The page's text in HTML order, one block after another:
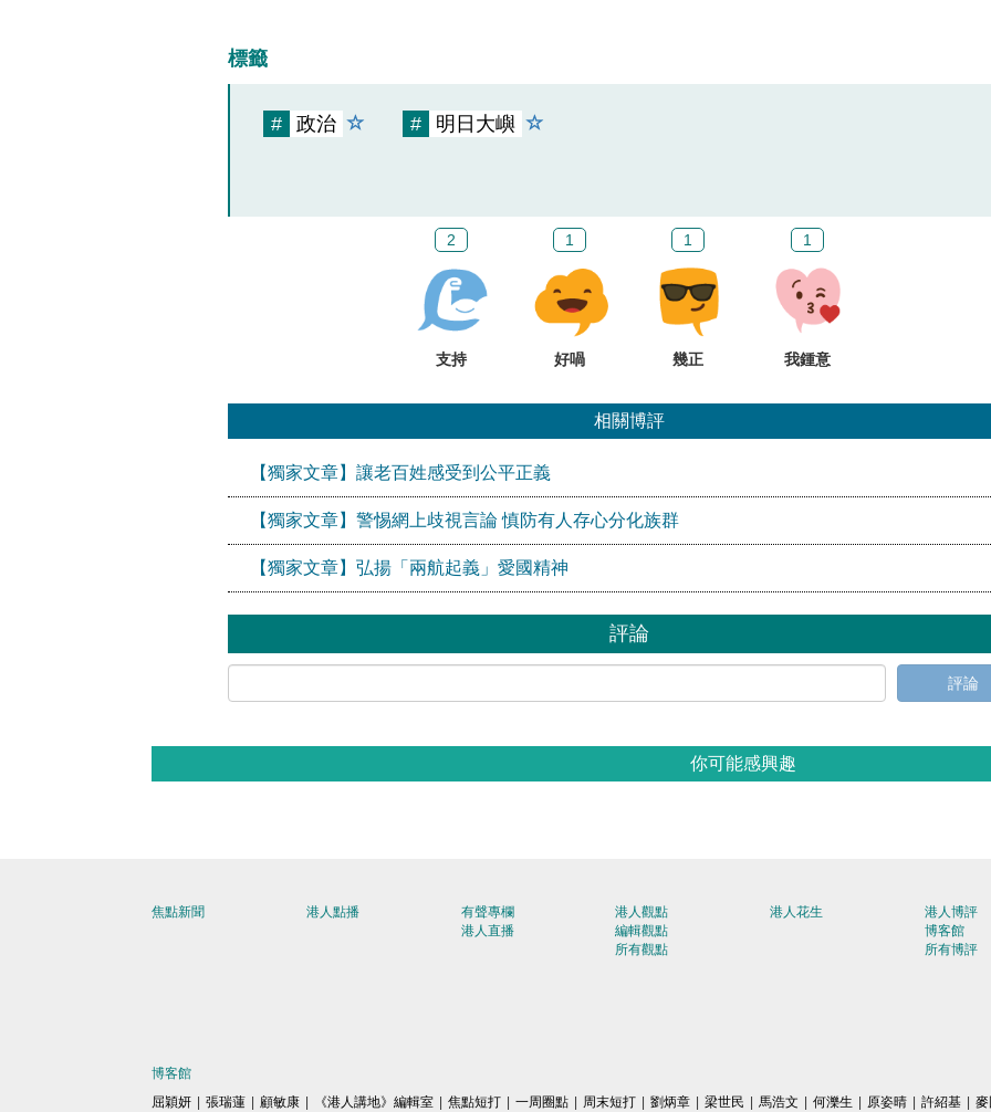
標籤
# 政治 # 明日大嶼
2
支持
1
好喎
1
幾正
1
我鍾意
相關博評
【獨家文章】讓老百姓感受到公平正義
【獨家文章】警惕網上歧視言論 慎防有人存心分化族群
【獨家文章】弘揚「兩航起義」愛國精神
評論
評論
你可能感興趣
焦點新聞 港人點播
有聲專欄
港人直播
港人觀點
編輯觀點
所有觀點
港人花生
港人博評
博客館
所有博評
博客館
屈穎妍
張瑞蓮 顧敏康 《港人講地》編輯室 焦點短打 一周圈點 周末短打 劉炳章 梁世民 馬浩文 何濼生 原姿晴 許紹基